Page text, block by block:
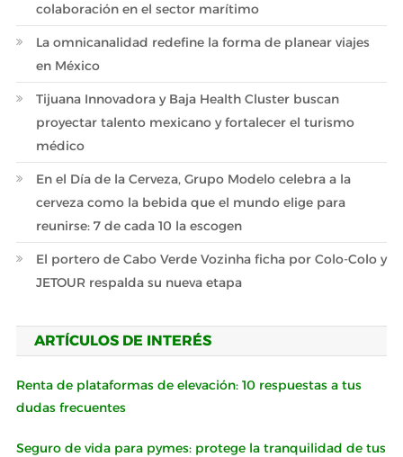
colaboración en el sector marítimo
La omnicanalidad redefine la forma de planear viajes
en México
Tijuana Innovadora y Baja Health Cluster buscan
proyectar talento mexicano y fortalecer el turismo
médico
En el Día de la Cerveza, Grupo Modelo celebra a la
cerveza como la bebida que el mundo elige para
reunirse: 7 de cada 10 la escogen
El portero de Cabo Verde Vozinha ficha por Colo-Colo y
JETOUR respalda su nueva etapa
ARTÍCULOS DE INTERÉS
Renta de plataformas de elevación: 10 respuestas a tus
dudas frecuentes
Seguro de vida para pymes: protege la tranquilidad de tus